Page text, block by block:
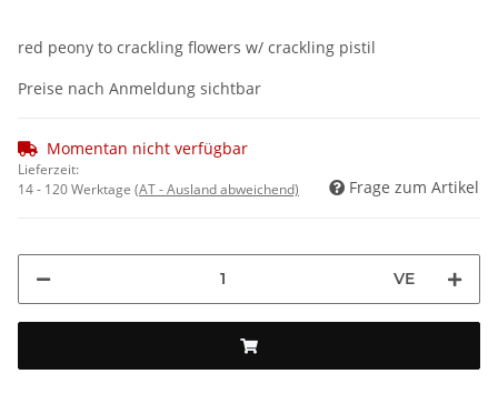
red peony to crackling flowers w/ crackling pistil
Preise nach Anmeldung sichtbar
Momentan nicht verfügbar
Lieferzeit:
14 - 120 Werktage (AT - Ausland abweichend) Frage zum Artikel
VE